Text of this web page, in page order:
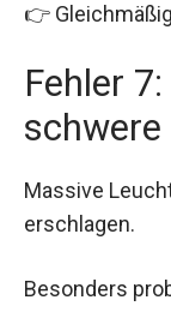
👉
Fehler
Massive
erschlagen.
Besonders